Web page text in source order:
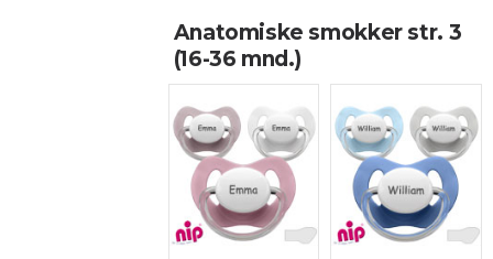
Anatomiske smokker str. 3
(16-36 mnd.)